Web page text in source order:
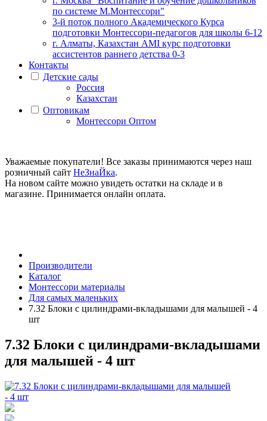
по системе М.Монтессори"
3-й поток полного Академического Курса
подготовки Монтессори-педагогов для школы 6-12
г. Алматы, Казахстан AMI курс подготовки
ассистентов раннего детства 0-3
Контакты
Детские сады
Россия
Казахстан
Оптовикам
Монтессори Оптом
Уважаемые покупатели! Все заказы принимаются через наш
розничный сайт НеЗнаЙка.
На новом сайте можно увидеть остатки на складе и в
магазине. Принимается онлайн оплата.
Производители
Каталог
Монтессори материалы
Для самых маленьких
7.32 Блоки с цилиндрами-вкладышами для малышей - 4
шт
7.32 Блоки с цилиндрами-вкладышами
для малышей - 4 шт